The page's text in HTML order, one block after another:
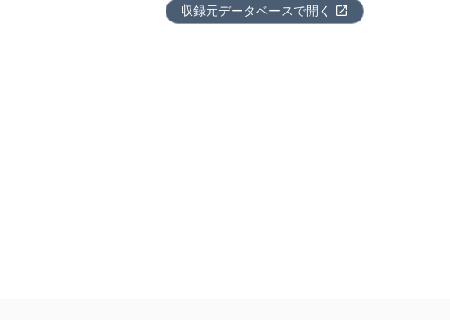
収録元データベースで開く